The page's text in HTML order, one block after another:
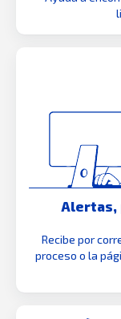
Alertas,
Recibe por
proceso o la